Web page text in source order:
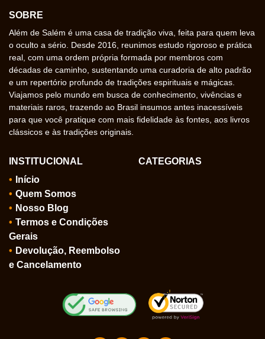
SOBRE
Além de Salém é uma casa de tradição viva, feita para quem leva
o oculto a sério. Desde 2016, reunimos estudo rigoroso e prática
real, com uma ordem própria formada por membros com
décadas de caminho, sustentando uma curadoria de alto padrão
e um repertório profundo de tradições espirituais e mágicas.
Viajamos pelo mundo em busca de conhecimento, vivências e
materiais raros, trazendo ao Brasil insumos antes inacessíveis
para que você pratique com mais fidelidade às fontes, aos livros
clássicos e às tradições originais.
INSTITUCIONAL
Início
Quem Somos
Nosso Blog
Termos e Condições
Gerais
Devolução, Reembolso
e Cancelamento
CATEGORIAS